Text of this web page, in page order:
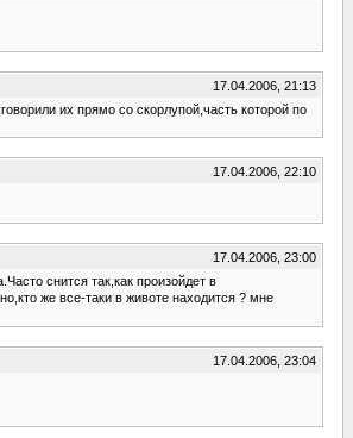
17.04.2006, 21:13
их прямо со скорлупой,часть которой по
17.04.2006, 22:10
17.04.2006, 23:00
снится так,как произойдет в
же все-таки в животе находится ? мне
17.04.2006, 23:04